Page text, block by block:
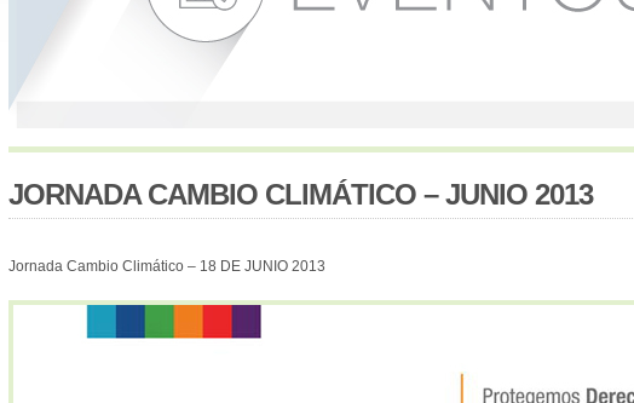
JORNADA CAMBIO CLIMÁTICO – JUNIO 2013
Jornada Cambio Climático – 18 DE JUNIO 2013